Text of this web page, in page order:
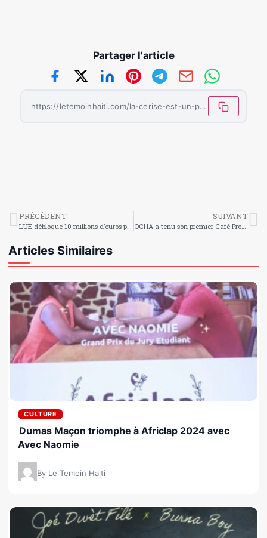
Partager l'article
https://letemoinhaiti.com/la-cerise-est-un-petit-fruit-aux-grandes-vertus/
PRÉCÉDENT SUIVANT
OCHA a tenu son premier Café Presse Haiti
Articles Similaires
CULTURE
Dumas Maçon triomphe à Africlap 2024 avec
Avec Naomie
By Le Temoin Haiti